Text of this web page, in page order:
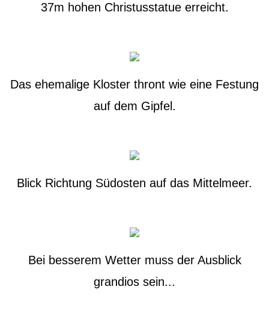
37m hohen Christusstatue erreicht.
Das ehemalige Kloster thront wie eine Festung
auf dem Gipfel.
Blick Richtung Südosten auf das Mittelmeer.
Bei besserem Wetter muss der Ausblick
grandios sein...